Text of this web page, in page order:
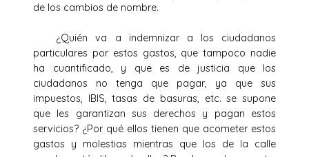
de los cambios de nombre.
¿Quién va a indemnizar a los ciudadanos
particulares por estos gastos, que tampoco nadie
ha cuantificado, y que es de justicia que los
ciudadanos no tenga que pagar, ya que sus
impuestos, IBIS, tasas de basuras, etc. se supone
que les garantizan sus derechos y pagan estos
servicios? ¿Por qué ellos tienen que acometer estos
gastos y molestias mientras que los de la calle